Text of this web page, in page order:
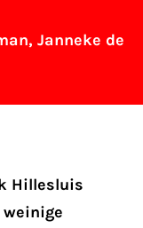
Janneke de
Hillesluis